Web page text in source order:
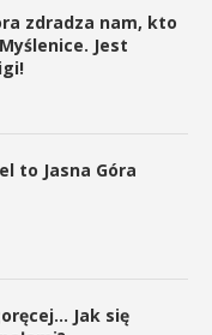
zdradza nam, kto
Jest
to Jasna Góra
Jak się